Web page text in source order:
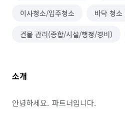
이사청소/입주청소 바닥 청
건물 관리(종합/시설/행정/경비)
소개
안녕하세요.  파트너입니다.